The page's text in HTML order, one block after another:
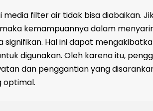
filter air tidak bisa diabaikan.
kemampuannya dalam
Hal ini dapat
digunakan. Oleh karena itu,
dan penggantian yang
optimal.